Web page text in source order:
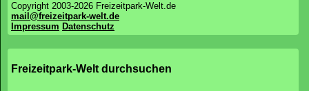
Copyright 2003-2026 Freizeitpark-Welt.de
mail@freizeitpark-welt.de
Impressum Datenschutz
Freizeitpark-Welt durchsuchen